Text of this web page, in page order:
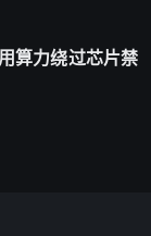
算力绕过芯片禁